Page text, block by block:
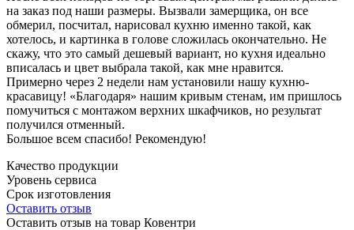
на заказ под наши размеры. Вызвали замерщика, он все
обмерил, посчитал, нарисовал кухню именно такой, как
хотелось, и картинка в голове сложилась окончательно. Не
скажу, что это самый дешевый вариант, но кухня идеально
вписалась и цвет выбрала такой, как мне нравится.
Примерно через 2 недели нам установили нашу кухню-
красавицу! «Благодаря» нашим кривым стенам, им пришлось
помучиться с монтажом верхних шкафчиков, но результат
получился отменный.
Большое всем спасибо! Рекомендую!
Качество продукции
Уровень сервиса
Срок изготовления
Оставить отзыв
Оставить отзыв на товар Ковентри